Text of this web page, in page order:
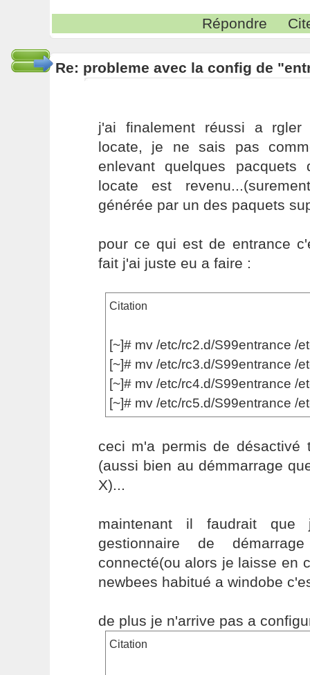
Répondre
Re: probleme avec la config de
j'ai finalement réussi a rgler
locate, je ne sais pas
enlevant quelques pacquets
locate est
générée par un des paquets
pour ce qui est de entrance
fait j'ai juste eu a faire :
Citation
[~]# mv /etc/rc2.d/S99entrance /
[~]# mv /etc/rc3.d/S99entrance /
[~]# mv /etc/rc4.d/S99entrance /
[~]# mv /etc/rc5.d/S99entrance /
ceci m'a permis de désactivé
(aussi bien au démmarrage
X)...
maintenant il faudrait
gestionnaire de
connecté(ou alors je laisse en
newbees habitué a windobe
de plus je n'arrive pas a
Citation